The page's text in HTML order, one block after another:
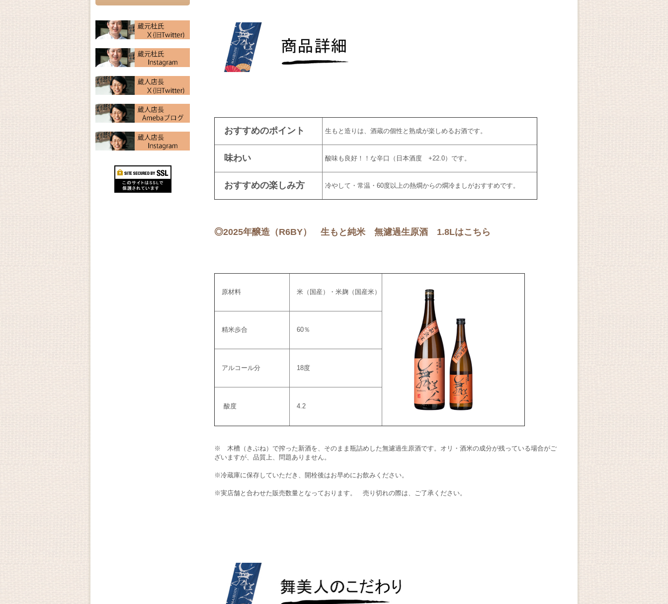
おすすめのポイント 生もと造りは、酒蔵の個性と熟成が楽しめるお酒です。
味わい 酸味も良好！！な辛口（日本酒度 +22.0）です。
おすすめの楽しみ方 冷やして・常温・60度以上の熱燗からの燗冷ましがおすすめです。
◎2025年醸造（R6BY） 生もと純米 無濾過生原酒 1.8Lはこちら
原材料 米（国産）・米麹（国産米）
精米歩合 60％
アルコール分 18度
酸度 4.2
※ 木槽（きぶね）で搾った新酒を、そのまま瓶詰めした無濾過生原酒です。オリ・酒米の成分が残っている場合がご
ざいますが、品質上、問題ありません。
※冷蔵庫に保存していただき、開栓後はお早めにお飲みください。
※実店舗と合わせた販売数量となっております。 売り切れの際は、ご了承ください。